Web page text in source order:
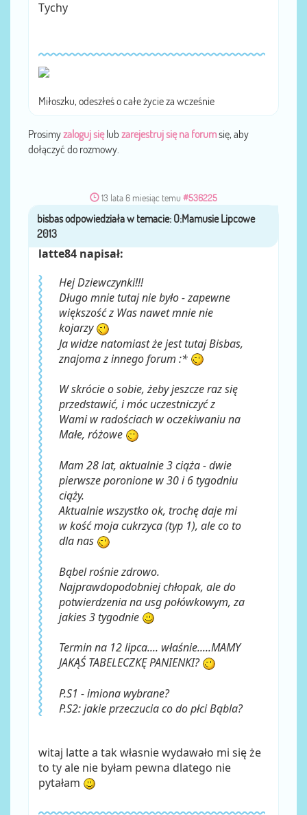
Tychy
Miłoszku, odeszłeś o całe życie za wcześnie
Prosimyzaloguj sięlub zarejestruj się na forumsię, aby
dołączyć do rozmowy.
13 lata 6 miesiąc temu #536225
przezbisbas
latte84 napisał:
Hej Dziewczynki!!!
Długo mnie tutaj nie było - zapewne
większość z Was nawet mnie nie
kojarzy
Ja widze natomiast że jest tutaj Bisbas,
znajoma z innego forum :*
W skrócie o sobie, żeby jeszcze raz się
przedstawić, i móc uczestniczyć z
Wami w radościach w oczekiwaniu na
Małe, różowe
Mam 28 lat, aktualnie 3 ciąża - dwie
pierwsze poronione w 30 i 6 tygodniu
ciąży.
Aktualnie wszystko ok, trochę daje mi
w kość moja cukrzyca (typ 1), ale co to
dla nas
Bąbel rośnie zdrowo.
Najprawdopodobniej chłopak, ale do
potwierdzenia na usg połówkowym, za
jakies 3 tygodnie
Termin na 12 lipca.... właśnie.....MAMY
JAKĄŚ TABELECZKĘ PANIENKI?
P.S1 - imiona wybrane?
P.S2: jakie przeczucia co do płci Bąbla?
witaj latte a tak własnie wydawało mi się że
to ty ale nie byłam pewna dlatego nie
pytałam